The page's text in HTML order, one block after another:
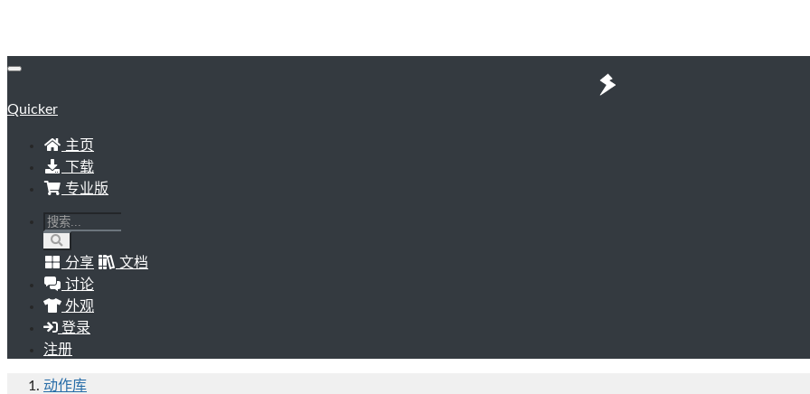
Quicker
主页
下载
专业版
分享
文档
讨论
外观
登录
注册
动作库